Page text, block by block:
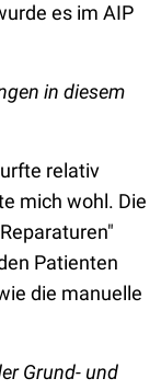
es im AIP
in diesem
relativ
mich wohl. Die
Patienten
die manuelle
Grund- und